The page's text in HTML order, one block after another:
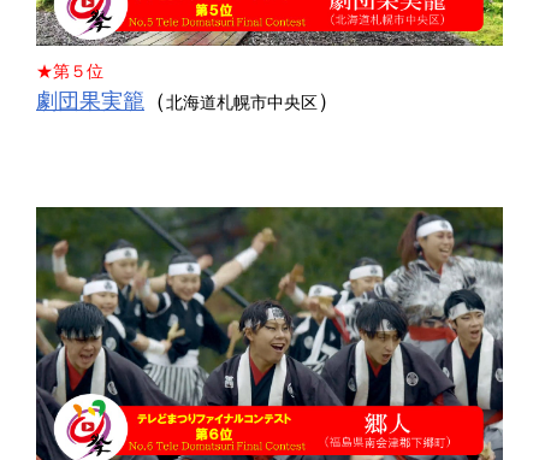
★第５位
劇団果実籠 （北海道札幌市中央区）